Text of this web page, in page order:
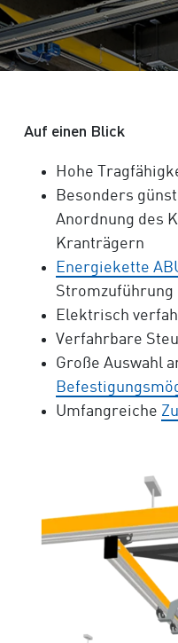
Auf einen Blick
Hohe
Besonders
Anordnung des
Kranträgern
Energiekette
Stromzuführung
Elektrisch
Verfahrbare
Große Auswahl
Umfangreiche